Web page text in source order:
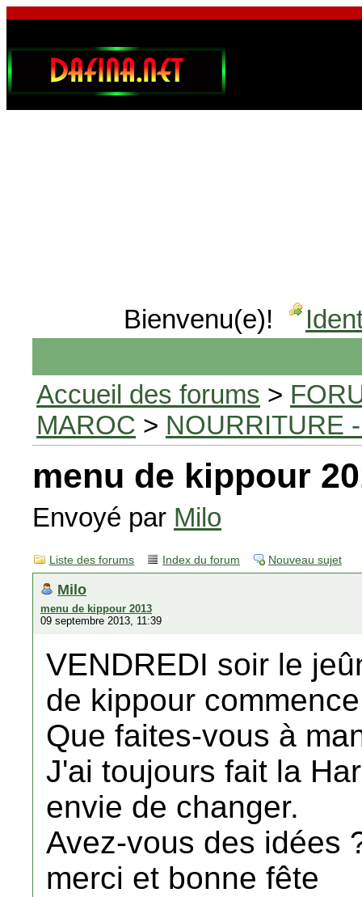
Bienvenu(e)!
Accueil des forums >
MAROC > NOURRITURE
menu de kippour
Envoyé par Milo
Liste des forums Index du forum Nouveau sujet
Milo
menu de kippour 2013
09 septembre 2013, 11:39
VENDREDI soir le
de kippour commence
Que faites-vous à
J'ai toujours fait la
envie de changer.
Avez-vous des idées
merci et bonne fête